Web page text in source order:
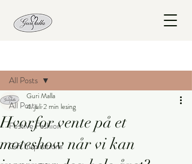
All Posts
Festive Fashion
Gift Inspirations
All Posts
Hvorfor vente på et
moteshow når vi kan
Guri Malla
4. juli2 min lesing